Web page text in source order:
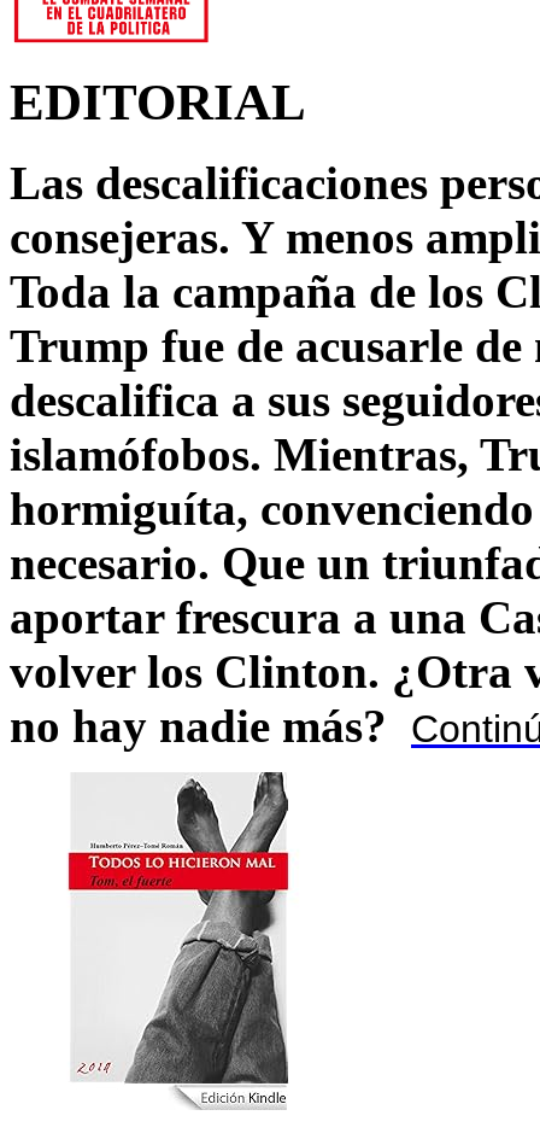
EDITORIAL
Las descalificaciones
consejeras. Y menos
Toda la campaña de los
Trump fue de acusarle
descalifica a sus
islamófobos. Mientras,
hormiguíta,
necesario. Que un
aportar frescura a una
volver los Clinton. ¿Otra
no hay nadie más?